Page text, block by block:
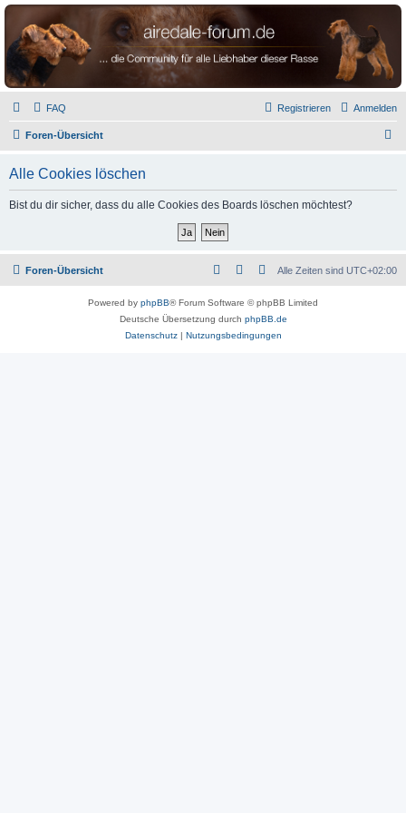
airedale-forum.de
FAQ Anmelden
Registrieren
Foren-Übersicht
Alle Cookies löschen
Bist du dir sicher, dass du alle Cookies des Boards löschen möchtest?
Foren-Übersicht Alle Zeiten sind UTC+02:00
Powered by phpBB® Forum Software © phpBB Limited
Deutsche Übersetzung durch phpBB.de
Datenschutz| Nutzungsbedingungen